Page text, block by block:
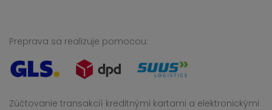
Preprava sa realizuje pomocou:
Zúčtovanie transakcií kreditnými kartami a elektronickými